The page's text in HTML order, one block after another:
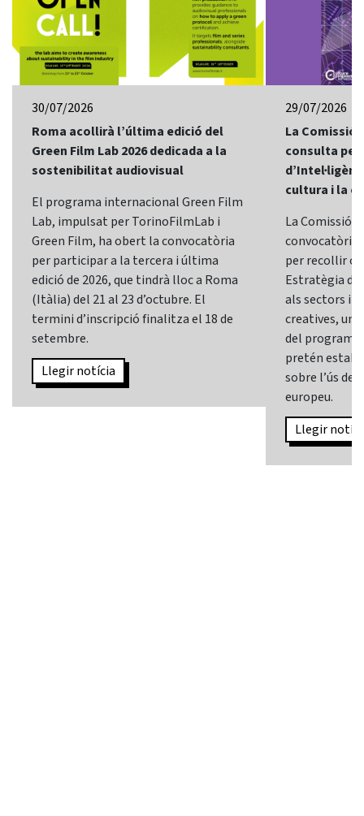
30/07/2026
Roma acollirà l’última edició del
Green Film Lab 2026 dedicada a la
sostenibilitat audiovisual
El programa internacional Green Film
Lab, impulsat per TorinoFilmLab i
Green Film, ha obert la convocatòria
per participar a la tercera i última
edició de 2026, que tindrà lloc a Roma
(Itàlia) del 21 al 23 d’octubre. El
termini d’inscripció finalitza el 18 de
setembre.
Llegir notícia
29/07/2026
La Comissió
consulta
cultura i la
La Comissió
convocatòria
per recollir
Estratègia
als sectors i
creatives,
del programa
pretén
sobre l’ús de
europeu.
Llegir